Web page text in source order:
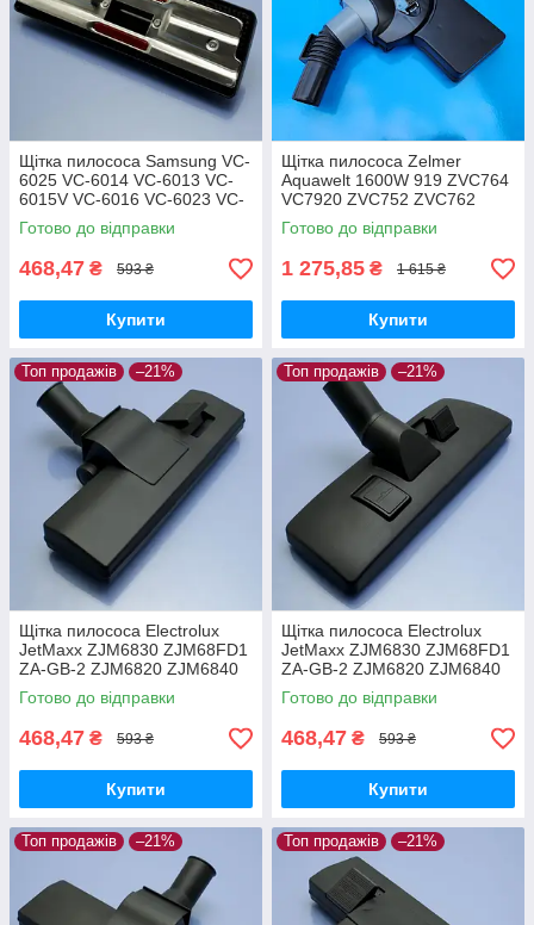
Щітка пилососа Samsung VC-
6025 VC-6014 VC-6013 VC-
6015V VC-6016 VC-6023 VC-
6024 для ламіната паркета
Готово до відправки
468,47 ₴ 593 ₴
Купити
Щітка пилососа Zelmer
Aquawelt 1600W 919 ZVC764
VC7920 ZVC752 ZVC762
ZVC763 Aquos 829 ZVC722
Aquario 819 ZVC712 оригінал
Готово до відправки
1 275,85 ₴ 1 615 ₴
Купити
Топ продажів –21%
Щітка пилососа Electrolux
JetMaxx ZJM6830 ZJM68FD1
ZA-GB-2 ZJM6820 ZJM6840
EL4042A ZJG6800
двохрежимна
Готово до відправки
468,47 ₴ 593 ₴
Купити
Топ продажів –21%
Щітка пилососа Electrolux
JetMaxx ZJM6830 ZJM68FD1
ZA-GB-2 ZJM6820 ZJM6840
EL4042A ZJG6800 для
ламіната паркета
Готово до відправки
468,47 ₴ 593 ₴
Купити
Топ продажів –21% Топ продажів –21%